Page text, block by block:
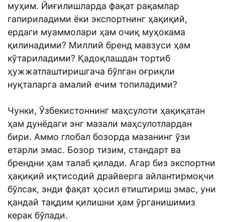
муҳим. Йиғилишларда фақат рақамлар
гапириладими ёки экспортнинг ҳақиқий,
ердаги муаммолари ҳам очиқ муҳокама
қилинадими? Миллий бренд мавзуси ҳам
кўтариладими? Қадоқлашдан тортиб
ҳужжатлаштиришгача бўлган оғриқли
нуқталарга амалий ечим топиладими?
Чунки, Ўзбекистоннинг маҳсулоти ҳақиқатан
ҳам дунёдаги энг мазали маҳсулотлардан
бири. Аммо глобал бозорда мазанинг ўзи
етарли эмас. Бозор тизим, стандарт ва
брендни ҳам талаб қилади. Агар биз экспортни
ҳақиқий иқтисодий драйверга айлантирмоқчи
бўлсак, энди фақат ҳосил етиштириш эмас, уни
қандай тақдим қилишни ҳам ўрганишимиз
керак бўлади.